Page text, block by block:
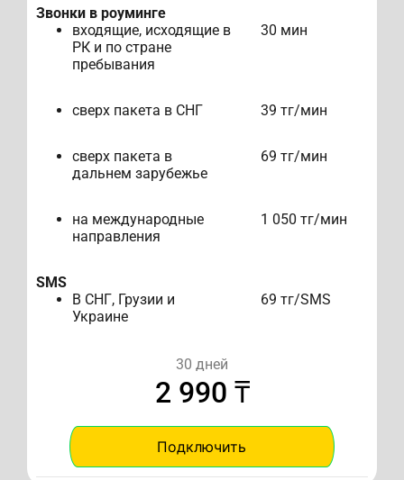
Звонки в роуминге
входящие, исходящие в
РК и по стране
пребывания
30 мин
сверх пакета в СНГ 39 тг/мин
сверх пакета в
дальнем зарубежье
69 тг/мин
на международные
направления
1 050 тг/мин
SMS
В СНГ, Грузии и
Украине
69 тг/SMS
30 дней
2 990 ₸
Подключить